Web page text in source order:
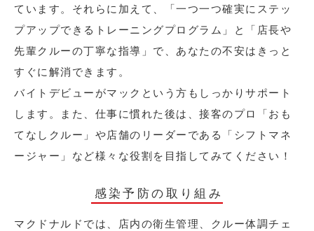
ています。それらに加えて、「一つ一つ確実にステッ
プアップできるトレーニングプログラム」と「店長や
先輩クルーの丁寧な指導」で、あなたの不安はきっと
すぐに解消できます。
バイトデビューがマックという方もしっかりサポート
します。また、仕事に慣れた後は、接客のプロ「おも
てなしクルー」や店舗のリーダーである「シフトマネ
ージャー」など様々な役割を目指してみてください！
感染予防の取り組み
マクドナルドでは、店内の衛生管理、クルー体調チェ